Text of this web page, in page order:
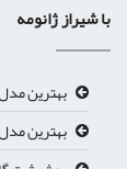
شیراز ژانومه
بهترین مدل
بهترین مدل